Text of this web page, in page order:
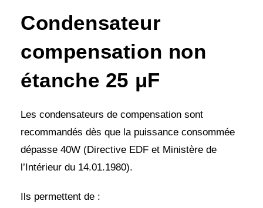
Condensateur
compensation non
étanche 25 μF
Les condensateurs de compensation sont
recommandés dès que la puissance consommée
dépasse 40W (Directive EDF et Ministère de
l’Intérieur du 14.01.1980).
Ils permettent de :